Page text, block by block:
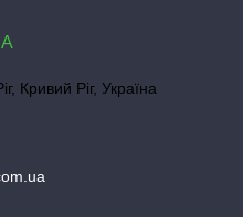
Кривий Ріг, Україна